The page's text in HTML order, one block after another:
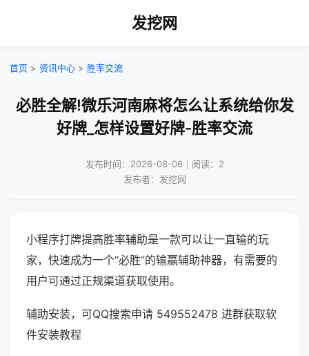
发挖网
首页 > 资讯中心 > 胜率交流
必胜全解!微乐河南麻将怎么让系统给你发
好牌_怎样设置好牌-胜率交流
发布时间：2026-08-06｜阅读：2
发布者：发挖网
小程序打牌提高胜率辅助是一款可以让一直输的玩
家，快速成为一个“必胜”的输赢辅助神器，有需要的
用户可通过正规渠道获取使用。
辅助安装，可QQ搜索申请 549552478 进群获取软
件安装教程